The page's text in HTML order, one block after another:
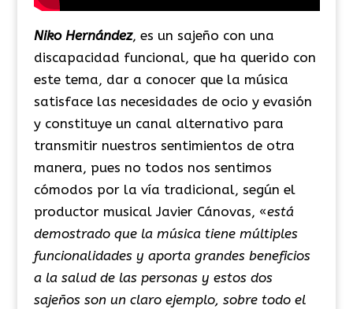
Niko Hernández, es un sajeño con una
discapacidad funcional, que ha querido con
este tema, dar a conocer que la música
satisface las necesidades de ocio y evasión
y constituye un canal alternativo para
transmitir nuestros sentimientos de otra
manera, pues no todos nos sentimos
cómodos por la vía tradicional, según el
productor musical Javier Cánovas, «está
demostrado que la música tiene múltiples
funcionalidades y aporta grandes beneficios
a la salud de las personas y estos dos
sajeños son un claro ejemplo, sobre todo el